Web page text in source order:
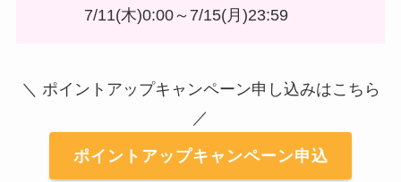
7/11(木)0:00～7/15(月)23:59
＼ ポイントアップキャンペーン申し込みはこちら
／
ポイントアップキャンペーン申込